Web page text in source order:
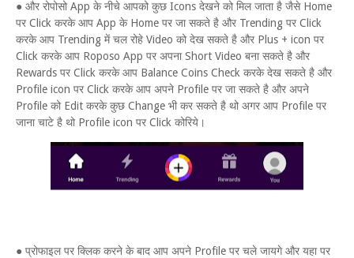
● और रोपोसो App के नीचे आपको कुछ Icons देखने को मिल जाता है जैसे Home
पर Click करके आप App के Home पर जा सकते है और Trending पर Click
करके आप Trending में चल रोहे Video को देख सकते है और Plus + icon पर
Click करके आप Roposo App पर अपना Short Video बना सकते है और
Rewards पर Click करके आप Balance Coins Check करके देख सकते है और
Profile icon पर Click करके आप अपने Profile पर जा सकते है और अपने
Profile को Edit करके कुछ Change भी कर सकते है थो अगर आप Profile पर
जाना चाटे है थो Profile icon पर Click कोरिये।
● प्रोफाइल पर क्लिक करने के बाद आप अपने Profile पर चले जायगे और यहा पर